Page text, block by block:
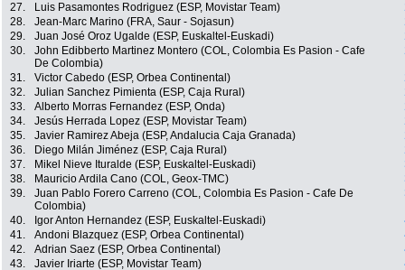
27.
Luis Pasamontes Rodriguez (ESP, Movistar Team)
28.
Jean-Marc Marino (FRA, Saur - Sojasun)
29.
Juan José Oroz Ugalde (ESP, Euskaltel-Euskadi)
30.
John Edibberto Martinez Montero (COL, Colombia Es Pasion - Cafe
De Colombia)
31. Victor Cabedo (ESP, Orbea Continental)
32.
Julian Sanchez Pimienta (ESP, Caja Rural)
33.
Alberto Morras Fernandez (ESP, Onda)
34.
Jesús Herrada Lopez (ESP, Movistar Team)
35.
Javier Ramirez Abeja (ESP, Andalucia Caja Granada)
36.
Diego Milán Jiménez (ESP, Caja Rural)
37.
Mikel Nieve Ituralde (ESP, Euskaltel-Euskadi)
38.
Mauricio Ardila Cano (COL, Geox-TMC)
39.
Juan Pablo Forero Carreno (COL, Colombia Es Pasion - Cafe De
Colombia)
40. Igor Anton Hernandez (ESP, Euskaltel-Euskadi)
41.
Andoni Blazquez (ESP, Orbea Continental)
42.
Adrian Saez (ESP, Orbea Continental)
43.
Javier Iriarte (ESP, Movistar Team)